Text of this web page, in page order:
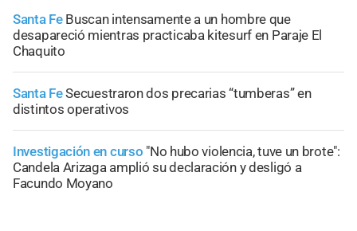
Santa Fe Buscan intensamente a un hombre que
desapareció mientras practicaba kitesurf en Paraje El
Chaquito
Santa FeSecuestraron dos precarias “tumberas” en
distintos operativos
Investigación en curso "No hubo violencia, tuve un brote":
Candela Arizaga amplió su declaración y desligó a
Facundo Moyano